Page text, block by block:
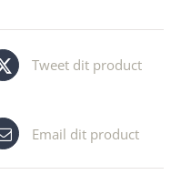
Tweet dit product
Email dit product